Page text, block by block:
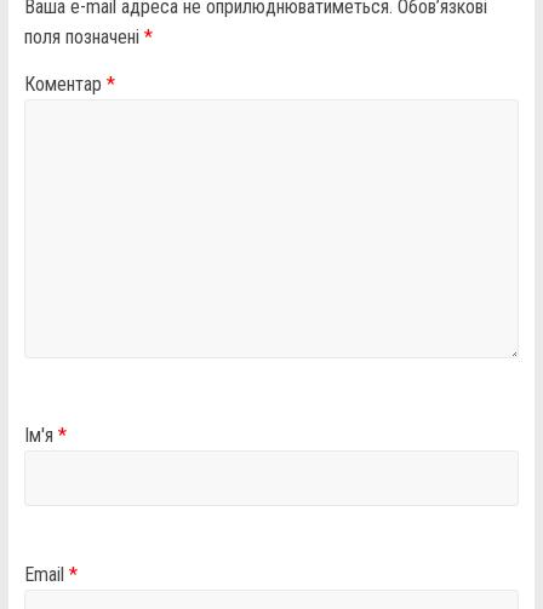
Ваша e-mail адреса не оприлюднюватиметься. Обов’язкові
поля позначені *
Коментар *
Ім'я *
Email *